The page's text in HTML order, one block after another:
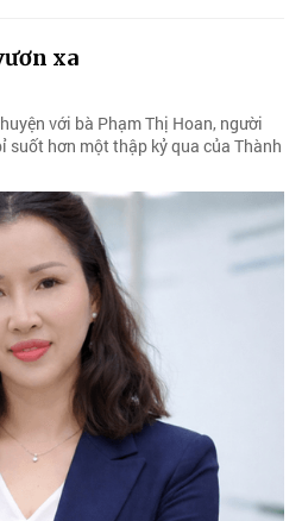
xa
với bà Phạm Thị Hoan, người
suốt hơn một thập kỷ qua của Thành